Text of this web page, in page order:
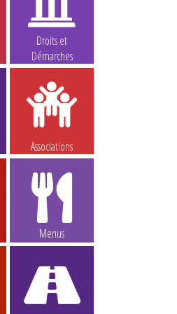
Droits et
Démarches
Associations
Menus